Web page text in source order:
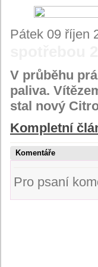
Pátek 09 říjen
V průběhu
paliva.
stal nový
Kompletní
Komentáře
Pro psaní